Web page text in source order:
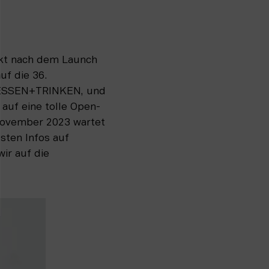
nach dem Launch
die 36.
und
eine tolle Open-
2023 wartet
auf die